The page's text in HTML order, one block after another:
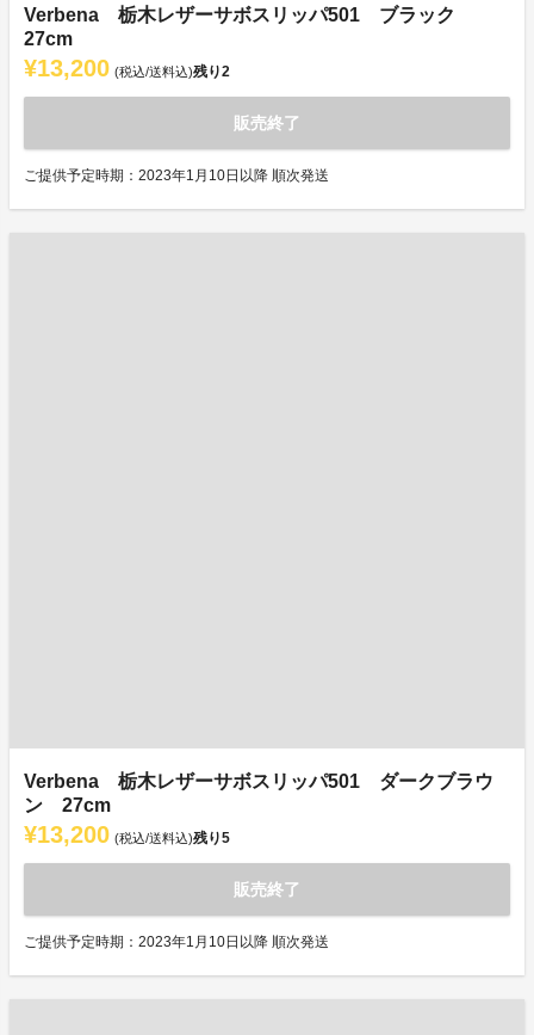
Verbena 栃木レザーサボスリッパ501 ブラック
27cm
¥13,200 (税込/送料込)残り2
販売終了
ご提供予定時期：2023年1月10日以降 順次発送
Verbena 栃木レザーサボスリッパ501 ダークブラウ
ン 27cm
¥13,200 (税込/送料込)残り5
販売終了
ご提供予定時期：2023年1月10日以降 順次発送